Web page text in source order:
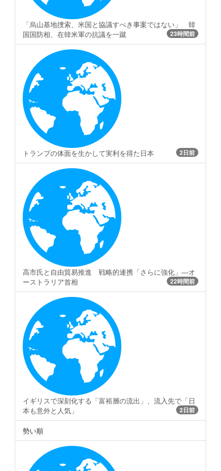
「烏山基地捜索、米国と協議すべき事案ではない」 韓
国国防相、在韓米軍の抗議を一蹴
23時間前
トランプの体面を生かして実利を得た日本 2日前
高市氏と自由貿易推進 戦略的連携「さらに強化」―オ
ーストラリア首相
22時間前
イギリスで深刻化する「富裕層の流出」、流入先で「日
本も意外と人気」
2日前
勢い順